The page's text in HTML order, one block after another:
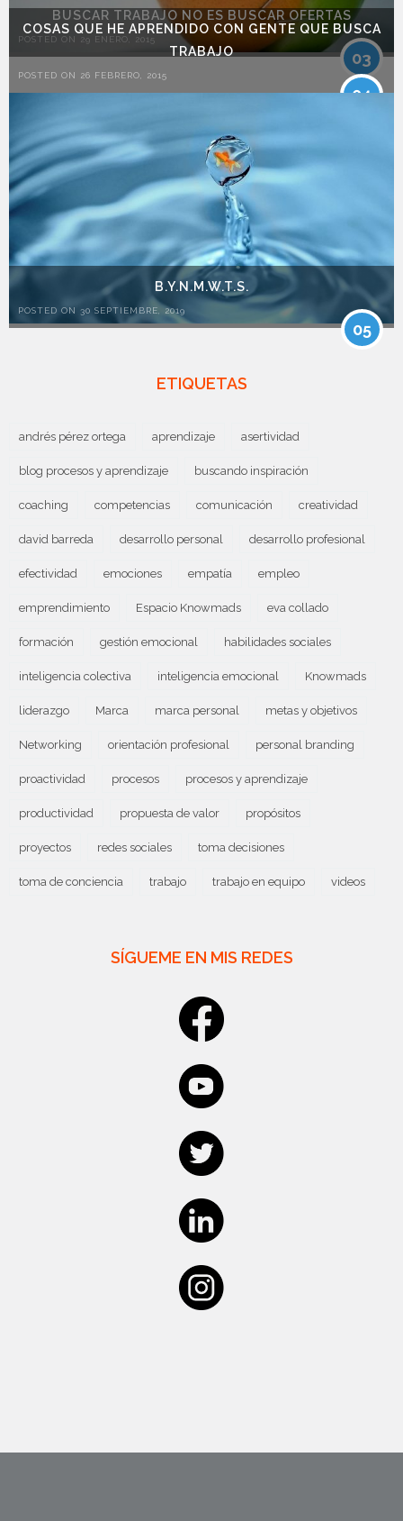
BUSCAR TRABAJO NO ES BUSCAR OFERTAS
POSTED ON 29 ENERO, 2015
03
COSAS QUE HE APRENDIDO CON GENTE QUE BUSCA
TRABAJO
POSTED ON 26 FEBRERO, 2015
04
B.Y.N.M.W.T.S.
POSTED ON 30 SEPTIEMBRE, 2019
05
ETIQUETAS
andrés pérez ortega aprendizaje asertividad
blog procesos y aprendizaje buscando inspiración
coaching competencias comunicación creatividad
david barreda desarrollo personal desarrollo profesional
efectividad emociones empatía empleo
emprendimiento Espacio Knowmads eva collado
formación gestión emocional habilidades sociales
inteligencia colectiva inteligencia emocional Knowmads
liderazgo Marca marca personal metas y objetivos
Networking orientación profesional personal branding
proactividad procesos procesos y aprendizaje
productividad propuesta de valor propósitos
proyectos redes sociales toma decisiones
toma de conciencia trabajo trabajo en equipo videos
SÍGUEME EN MIS REDES